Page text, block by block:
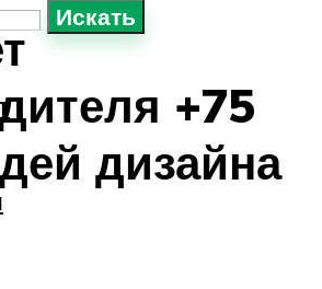
Искать
+75
дизайна